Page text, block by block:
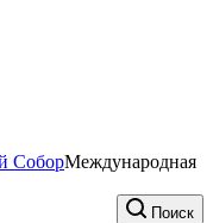
Международная
Поиск